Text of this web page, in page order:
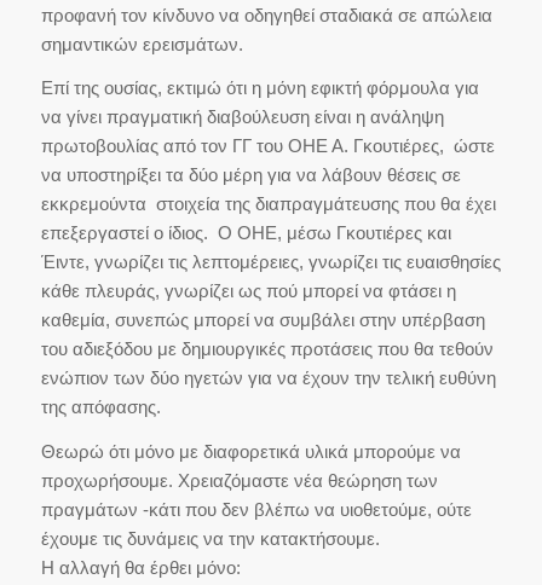
προφανή τον κίνδυνο να οδηγηθεί σταδιακά σε απώλεια
σημαντικών ερεισμάτων.
Επί της ουσίας, εκτιμώ ότι η μόνη εφικτή φόρμουλα για
να γίνει πραγματική διαβούλευση είναι η ανάληψη
πρωτοβουλίας από τον ΓΓ του ΟΗΕ Α. Γκουτιέρες, ώστε
να υποστηρίξει τα δύο μέρη για να λάβουν θέσεις σε
εκκρεμούντα στοιχεία της διαπραγμάτευσης που θα έχει
επεξεργαστεί ο ίδιος. Ο ΟΗΕ, μέσω Γκουτιέρες και
Έιντε, γνωρίζει τις λεπτομέρειες, γνωρίζει τις ευαισθησίες
κάθε πλευράς, γνωρίζει ως πού μπορεί να φτάσει η
καθεμία, συνεπώς μπορεί να συμβάλει στην υπέρβαση
του αδιεξόδου με δημιουργικές προτάσεις που θα τεθούν
ενώπιον των δύο ηγετών για να έχουν την τελική ευθύνη
της απόφασης.
Θεωρώ ότι μόνο με διαφορετικά υλικά μπορούμε να
προχωρήσουμε. Χρειαζόμαστε νέα θεώρηση των
πραγμάτων -κάτι που δεν βλέπω να υιοθετούμε, ούτε
έχουμε τις δυνάμεις να την κατακτήσουμε.
Η αλλαγή θα έρθει μόνο: